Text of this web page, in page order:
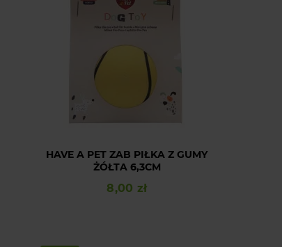
HAVE A PET ZAB PIŁKA Z GUMY
ŻÓŁTA 6,3CM
Cena
8,00 zł